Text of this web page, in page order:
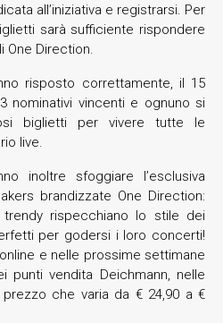
all’iniziativa e registrarsi. Per
sarà sufficiente rispondere
One Direction.
risposto correttamente, il 15
nominativi vincenti e ognuno si
biglietti per vivere tutte le
live.
inoltre sfoggiare l’esclusiva
brandizzate One Direction:
rispecchiano lo stile dei
per godersi i loro concerti!
e nelle prossime settimane
punti vendita Deichmann, nelle
che varia da € 24,90 a €